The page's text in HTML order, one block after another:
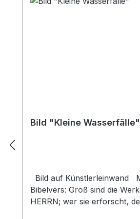
Bild "Kleine Wasserfälle"
Bild auf Künstlerleinwand Mit dem
Bibelvers: Groß sind die
HERRN; wer sie erforscht,